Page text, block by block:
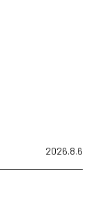
2026.8.6